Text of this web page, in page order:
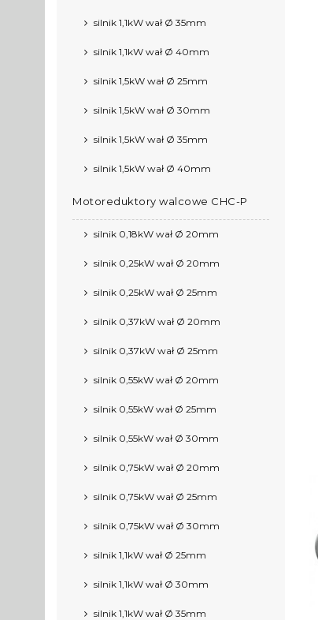
silnik 1,1kW wał Ø 35mm
silnik 1,1kW wał Ø 40mm
silnik 1,5kW wał Ø 25mm
silnik 1,5kW wał Ø 30mm
silnik 1,5kW wał Ø 35mm
silnik 1,5kW wał Ø 40mm
Motoreduktory walcowe CHC-P
silnik 0,18kW wał Ø 20mm
silnik 0,25kW wał Ø 20mm
silnik 0,25kW wał Ø 25mm
silnik 0,37kW wał Ø 20mm
silnik 0,37kW wał Ø 25mm
silnik 0,55kW wał Ø 20mm
silnik 0,55kW wał Ø 25mm
silnik 0,55kW wał Ø 30mm
silnik 0,75kW wał Ø 20mm
silnik 0,75kW wał Ø 25mm
silnik 0,75kW wał Ø 30mm
silnik 1,1kW wał Ø 25mm
silnik 1,1kW wał Ø 30mm
silnik 1,1kW wał Ø 35mm